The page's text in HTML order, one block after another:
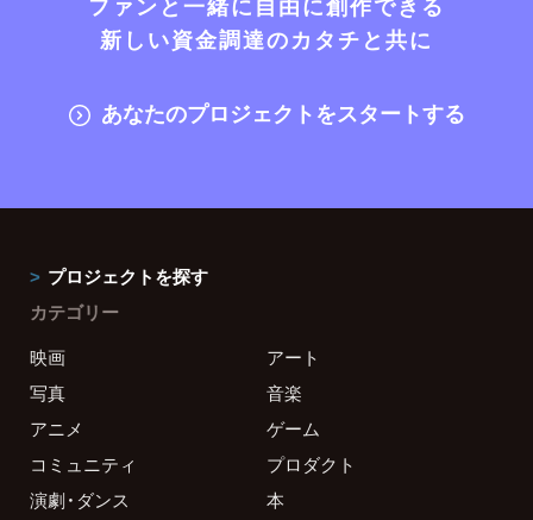
新しい資金調達のカタチと共に
あなたのプロジェクトをスタートする
プロジェクトを探す
カテゴリー
映画
アート
写真
音楽
アニメ
ゲーム
コミュニティ
プロダクト
演劇・ダンス
本